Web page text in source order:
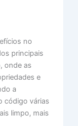
no
principais
onde as
e
a
código várias
limpo, mais